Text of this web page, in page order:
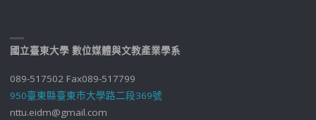
國立臺東大學 數位媒體與文教產業學系
089-517502 Fax089-517799
950臺東縣臺東市大學路二段369號
nttu.eidm@gmail.com